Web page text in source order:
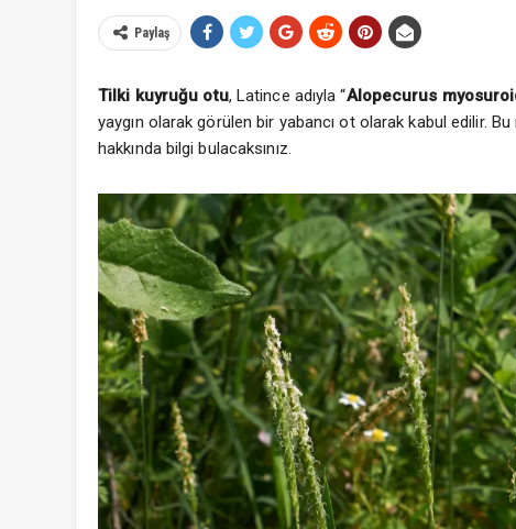
Paylaş
Tilki kuyruğu otu, Latince adıyla “Alopecurus
yaygın olarak görülen bir yabancı ot olarak kabul edilir.
hakkında bilgi bulacaksınız.